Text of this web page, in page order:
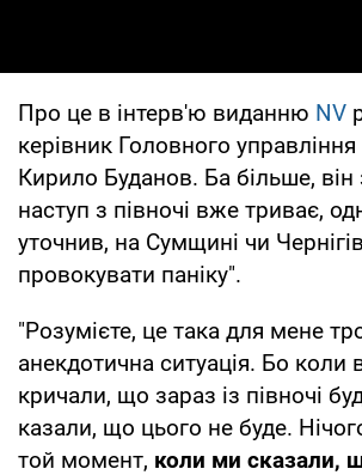
Про це в інтерв'ю виданню NV
керівник Головного управління
Кирило Буданов. Ба більше,
наступ з півночі вже триває,
уточнив, на Сумщині чи
провокувати паніку".
"Розумієте, це така для мене
анекдотична ситуація. Бо коли
кричали, що зараз із півночі
казали, що цього не буде.
той момент, коли ми сказали,